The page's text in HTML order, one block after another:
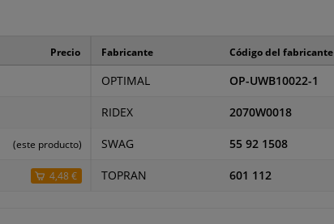
Precio
(este producto)
4,48 €
Fabricante Código del fabricante
OPTIMAL OP-UWB10022-1
RIDEX 2070W0018
SWAG 55 92 1508
TOPRAN 601 112